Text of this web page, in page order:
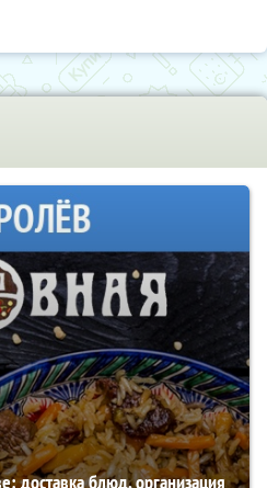
доставка блюд, организация